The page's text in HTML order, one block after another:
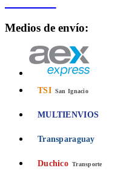
Medios de envío:
TSI San Ignacio
MULTIENVIOS
Transparaguay
Duchico Transporte